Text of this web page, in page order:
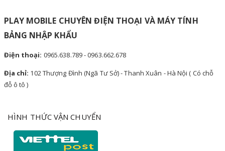
PLAY MOBILE CHUYÊN ĐIỆN THOẠI VÀ MÁY TÍNH
BẢNG NHẬP KHẨU
Điện thoại: 0965.638.789 - 0963.662.678
Địa chỉ: 102 Thượng Đình (Ngã Tư Sở) - Thanh Xuân - Hà Nội ( Có chỗ
đỗ ô tô )
HÌNH THỨC VẬN CHUYỂN